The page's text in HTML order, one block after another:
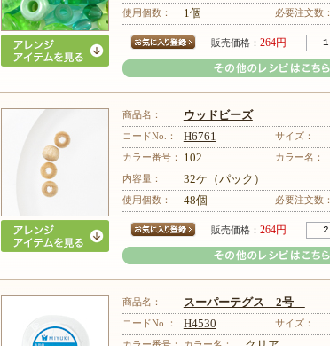
使用個数： 1個 必要注文数：
販売価格： 264円
その他のレシピはこちら
商品名： ウッドビーズ
コードNo.： H6761 サイズ：
カラー番号： 102 カラー名：
内容量： 32ケ（パック）
使用個数： 48個 必要注文数：
販売価格： 264円
商品名： スーパーテグス 2号
コードNo.： H4530 サイズ：